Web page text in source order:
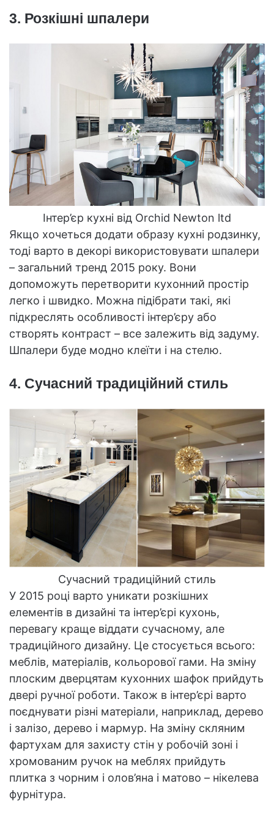
3. Розкішні шпалери
Інтер’єр кухні від Orchid Newton ltd
Якщо хочеться додати образу кухні родзинку,
тоді варто в декорі використовувати шпалери
– загальний тренд 2015 року. Вони
допоможуть перетворити кухонний простір
легко і швидко. Можна підібрати такі, які
підкреслять особливості інтер’єру або
створять контраст – все залежить від задуму.
Шпалери буде модно клеїти і на стелю.
4. Сучасний традиційний стиль
Сучасний традиційний стиль
У 2015 році варто уникати розкішних
елементів в дизайні та інтер’єрі кухонь,
перевагу краще віддати сучасному, але
традиційного дизайну. Це стосується всього:
меблів, матеріалів, кольорової гами. На зміну
плоским дверцятам кухонних шафок прийдуть
двері ручної роботи. Також в інтер’єрі варто
поєднувати різні матеріали, наприклад, дерево
і залізо, дерево і мармур. На зміну скляним
фартухам для захисту стін у робочій зоні і
хромованим ручок на меблях прийдуть
плитка з чорним і олов’яна і матово – нікелева
фурнітура.